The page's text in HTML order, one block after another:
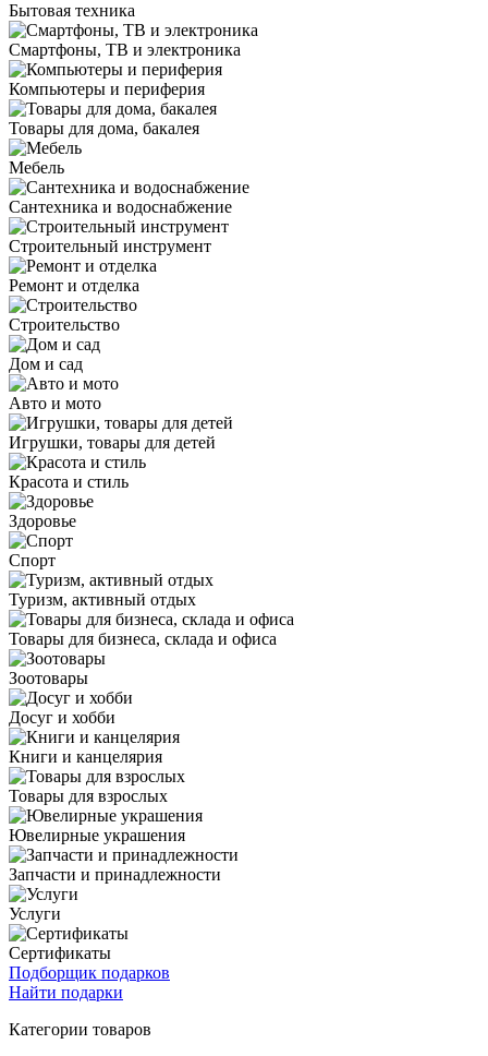
Бытовая техника
Смартфоны, ТВ и электроника
Компьютеры и периферия
Товары для дома, бакалея
Мебель
Сантехника и водоснабжение
Строительный инструмент
Ремонт и отделка
Строительство
Дом и сад
Авто и мото
Игрушки, товары для детей
Красота и стиль
Здоровье
Спорт
Туризм, активный отдых
Товары для бизнеса, склада и офиса
Зоотовары
Досуг и хобби
Книги и канцелярия
Товары для взрослых
Ювелирные украшения
Запчасти и принадлежности
Услуги
Сертификаты
Подборщик подарков
Найти подарки
Категории товаров